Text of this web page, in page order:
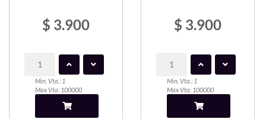
$ 3.900
Min. Vta.: 1
Max Vta: 100000
$ 3.900
Min. Vta.: 1
Max Vta: 100000